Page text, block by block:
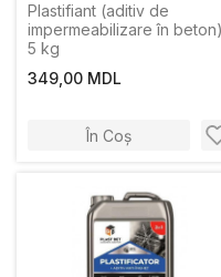
Plastifiant (aditiv de
impermeabilizare în beton)
5 kg
349,00 MDL
În Coș